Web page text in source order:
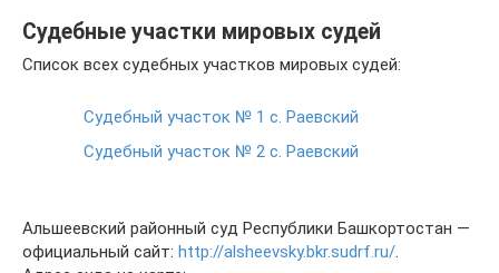
Судебные участки мировых судей
Список всех судебных участков мировых судей:
Судебный участок № 1 с. Раевский
Судебный участок № 2 с. Раевский
Альшеевский районный суд Республики Башкортостан —
официальный сайт: http://alsheevsky.bkr.sudrf.ru/.